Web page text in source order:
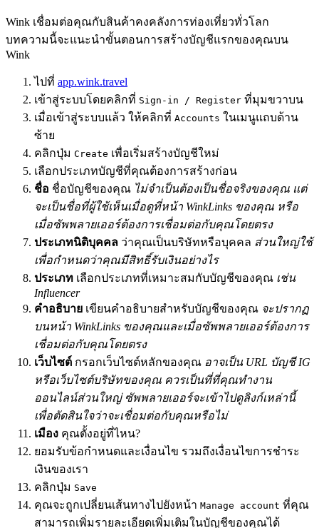
Wink เชื่อมต่อคุณกับสินค้าคงคลังการท่องเที่ยวทั่วโลก
บทความนี้จะแนะนำขั้นตอนการสร้างบัญชีแรกของคุณบน
Wink
ไปที่ app.wink.travel
เข้าสู่ระบบโดยคลิกที่ Sign-in / Register ที่มุมขวาบน
เมื่อเข้าสู่ระบบแล้ว ให้คลิกที่ Accounts ในเมนูแถบด้าน
ซ้าย
คลิกปุ่ม Create เพื่อเริ่มสร้างบัญชีใหม่
เลือกประเภทบัญชีที่คุณต้องการสร้างก่อน
ชื่อ ชื่อบัญชีของคุณ ไม่จำเป็นต้องเป็นชื่อจริงของคุณ แต่
จะเป็นชื่อที่ผู้ใช้เห็นเมื่อดูที่หน้า WinkLinks ของคุณ หรือ
เมื่อซัพพลายเออร์ต้องการเชื่อมต่อกับคุณโดยตรง
ประเภทนิติบุคคล ว่าคุณเป็นบริษัทหรือบุคคล ส่วนใหญ่ใช้
เพื่อกำหนดว่าคุณมีสิทธิ์รับเงินอย่างไร
ประเภท เลือกประเภทที่เหมาะสมกับบัญชีของคุณ เช่น
Influencer
คำอธิบาย เขียนคำอธิบายสำหรับบัญชีของคุณ จะปรากฏ
บนหน้า WinkLinks ของคุณและเมื่อซัพพลายเออร์ต้องการ
เชื่อมต่อกับคุณโดยตรง
เว็บไซต์ กรอกเว็บไซต์หลักของคุณ อาจเป็น URL บัญชี IG
หรือเว็บไซต์บริษัทของคุณ ควรเป็นที่ที่คุณทำงาน
ออนไลน์ส่วนใหญ่ ซัพพลายเออร์จะเข้าไปดูลิงก์เหล่านี้
เพื่อตัดสินใจว่าจะเชื่อมต่อกับคุณหรือไม่
เมือง คุณตั้งอยู่ที่ไหน?
ยอมรับข้อกำหนดและเงื่อนไข รวมถึงเงื่อนไขการชำระ
เงินของเรา
คลิกปุ่ม Save
คุณจะถูกเปลี่ยนเส้นทางไปยังหน้า Manage account ที่คุณ
สามารถเพิ่มรายละเอียดเพิ่มเติมในบัญชีของคุณได้